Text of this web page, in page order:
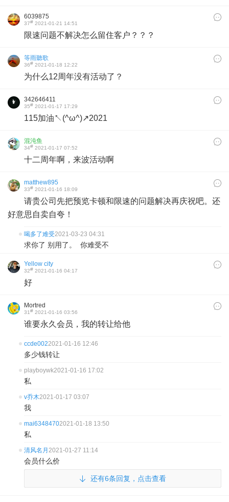
6039875
37# 2021-01-21 14:51
限速问题不解决怎么留住客户？？？
等雨聽歌
36# 2021-01-18 12:22
为什么12周年没有活动了？
342646411
35# 2021-01-17 17:29
115加油↖(^ω^)↗2021
混沌鱼
34# 2021-01-17 07:52
十二周年啊，来波活动啊
matthew895
33# 2021-01-16 18:09
请贵公司先把预览卡顿和限速的问题解决再庆祝吧。还
好意思自卖自夸！
喝多了难受2021-03-23 04:31
求你了 别用了。 你难受不
Yellow city
32# 2021-01-16 04:17
好
Mortred
31# 2021-01-16 03:56
谁要永久会员，我的转让给他
ccde0022021-01-16 12:46
多少钱转让
playboywk2021-01-16 17:02
私
v乔木2021-01-17 03:07
我
mai63484702021-01-18 13:50
私
清风名月 2021-01-27 11:14
会员什么价
还有6条回复，点击查看